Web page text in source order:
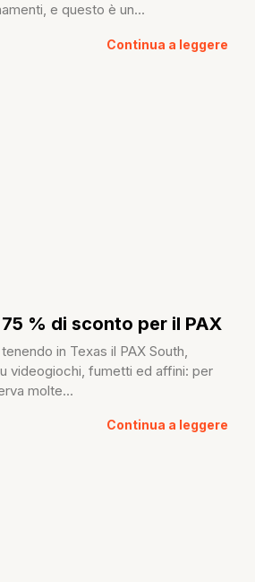
e questo è un...
Continua a leggere
% di sconto per il PAX
in Texas il PAX South,
videogiochi, fumetti ed affini: per
molte...
Continua a leggere